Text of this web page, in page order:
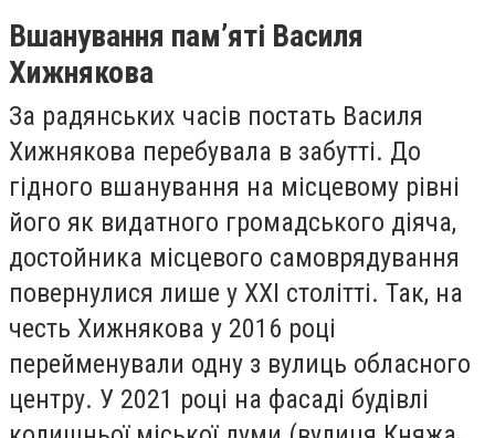
Вшанування пам’яті Василя
Хижнякова
За радянських часів постать Василя
Хижнякова перебувала в забутті. До
гідного вшанування на місцевому рівні
його як видатного громадського діяча,
достойника місцевого самоврядування
повернулися лише у XXI столітті. Так, на
честь Хижнякова у 2016 році
перейменували одну з вулиць обласного
центру. У 2021 році на фасаді будівлі